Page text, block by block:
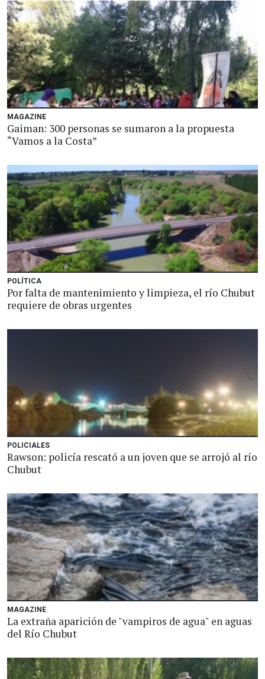
MAGAZINE
Gaiman: 300 personas se sumaron a la propuesta
“Vamos a la Costa”
POLÍTICA
Por falta de mantenimiento y limpieza, el río Chubut
requiere de obras urgentes
POLICIALES
Rawson: policía rescató a un joven que se arrojó al río
Chubut
MAGAZINE
La extraña aparición de "vampiros de agua" en aguas
del Río Chubut